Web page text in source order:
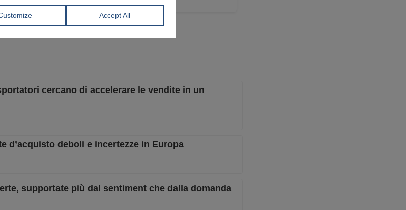
cercano di accelerare le vendite in un
d’acquisto deboli e incertezze in Europa
supportate più dal sentiment che dalla domanda